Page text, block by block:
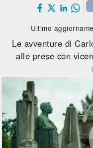
Ultimo
Le avventure di
alle prese con